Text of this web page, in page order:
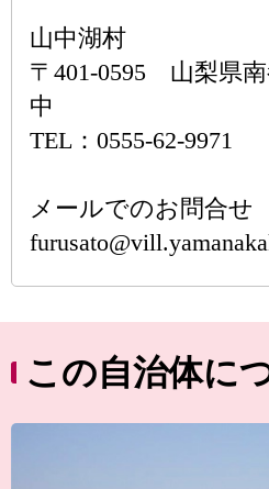
山中湖村
〒401-0595 山梨県
中
TEL：0555-62-9971
メールでのお問合せ
この自治体に